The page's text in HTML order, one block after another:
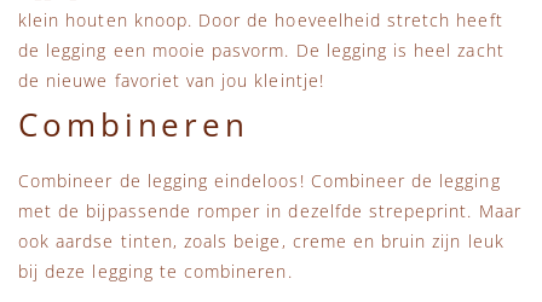
klein houten knoop. Door de hoeveelheid stretch heeft
de legging een mooie pasvorm. De legging is heel zacht
de nieuwe favoriet van jou kleintje!
Combineren
Combineer de legging eindeloos! Combineer de legging
met de bijpassende romper in dezelfde strepeprint. Maar
ook aardse tinten, zoals beige, creme en bruin zijn leuk
bij deze legging te combineren.